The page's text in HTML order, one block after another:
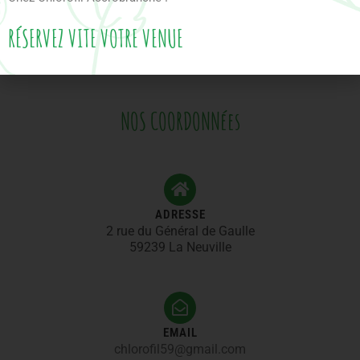
NOS COORDONNées
ADRESSE
2 rue du Général de Gaulle
59239 La Neuville
EMAIL
chlorofil59@gmail.com
RÉSERVEZ VITE VOTRE VENUE